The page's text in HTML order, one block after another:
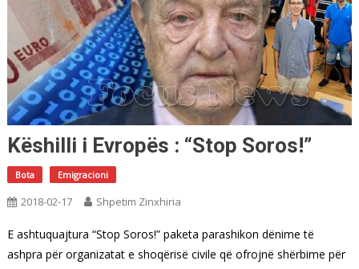
Këshilli i Evropës : “Stop Soros!”
Bota Emigracioni
2018-02-17 Shpetim Zinxhiria
E ashtuquajtura “Stop Soros!” paketa parashikon dënime të
ashpra për organizatat e shoqërisë civile që ofrojnë shërbime për